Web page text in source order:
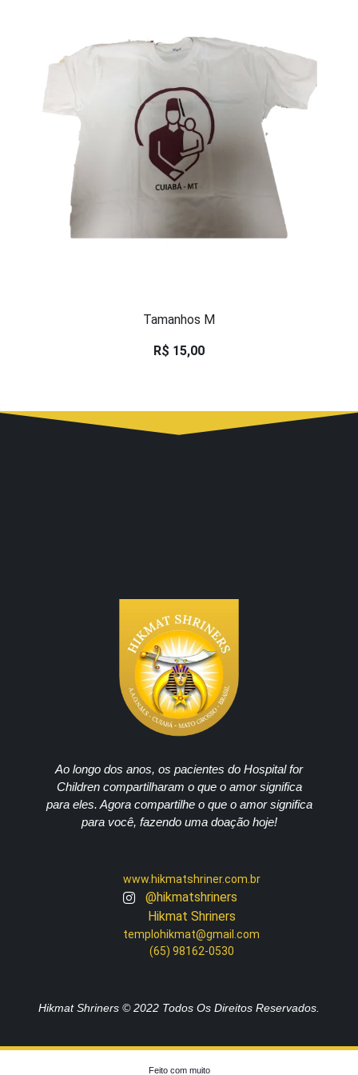
Tamanhos M
R$ 15,00
Ao longo dos anos, os pacientes do Hospital for
Children compartilharam o que o amor significa
para eles. Agora compartilhe o que o amor significa
para você, fazendo uma doação hoje!
www.hikmatshriner.com.br
@hikmatshriners
Hikmat Shriners
templohikmat@gmail.com
(65) 98162-0530
Hikmat Shriners © 2022 Todos Os Direitos Reservados.
Feito com muito